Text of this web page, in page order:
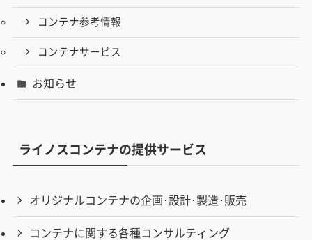
コンテナ参考情報
コンテナサービス
お知らせ
ライノスコンテナの提供サービス
オリジナルコンテナの企画･設計･製造･販売
コンテナに関する各種コンサルティング